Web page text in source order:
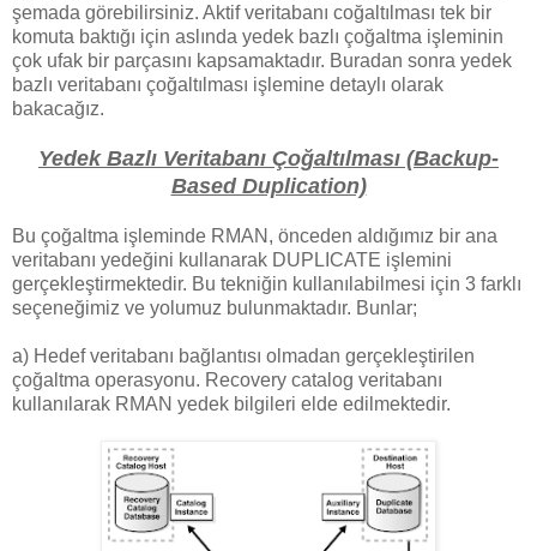
şemada görebilirsiniz. Aktif veritabanı coğaltılması tek bir
komuta baktığı için aslında yedek bazlı çoğaltma işleminin
çok ufak bir parçasını kapsamaktadır. Buradan sonra yedek
bazlı veritabanı çoğaltılması işlemine detaylı olarak
bakacağız.
Yedek Bazlı Veritabanı Çoğaltılması (Backup-
Based Duplication)
Bu çoğaltma işleminde RMAN, önceden aldığımız bir ana
veritabanı yedeğini kullanarak DUPLICATE işlemini
gerçekleştirmektedir. Bu tekniğin kullanılabilmesi için 3 farklı
seçeneğimiz ve yolumuz bulunmaktadır. Bunlar;
a) Hedef veritabanı bağlantısı olmadan gerçekleştirilen
çoğaltma operasyonu. Recovery catalog veritabanı
kullanılarak RMAN yedek bilgileri elde edilmektedir.